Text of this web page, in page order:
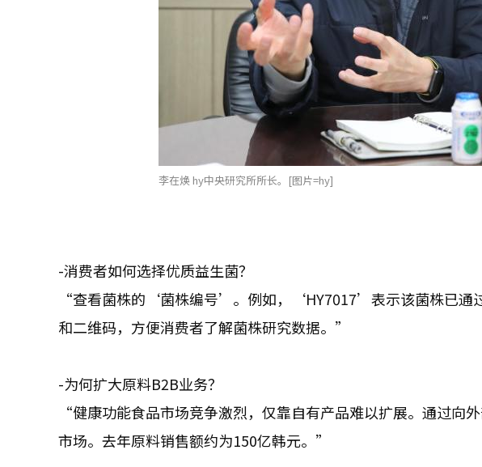
李在焕 hy中央研究所所长。[图片=hy]
-消费者如何选择优质益生菌？
“查看菌株的‘菌株编号’。例如，‘HY7017’表示该菌株已通
和二维码，方便消费者了解菌株研究数据。”
-为何扩大原料B2B业务？
“健康功能食品市场竞争激烈，仅靠自有产品难以扩展。通过向
市场。去年原料销售额约为150亿韩元。”